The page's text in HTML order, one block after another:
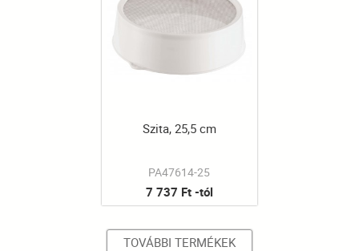
Szita, 25,5 cm
PA47614-25
7 737 Ft -tól
TOVÁBBI TERMÉKEK